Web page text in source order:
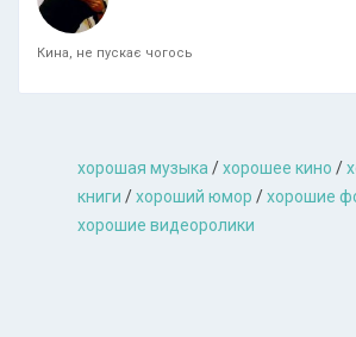
Кина, не пускає чогось
хорошая музыкa /хорошее кино /
книги /хороший юмор /хорошие
хорошие видеоролики